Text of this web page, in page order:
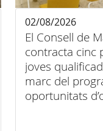
El Consell de
contracta cinc
joves
marc del
oportunitats
02/08/2026